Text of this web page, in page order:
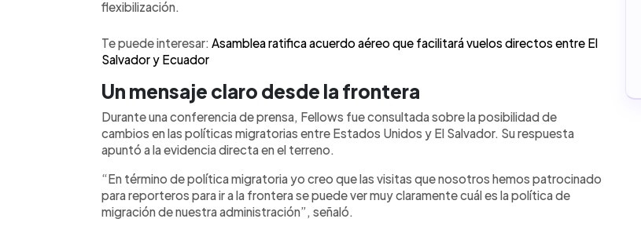
flexibilización.
Te puede interesar: Asamblea ratifica acuerdo aéreo que facilitará vuelos directos entre El
Salvador y Ecuador
Un mensaje claro desde la frontera
Durante una conferencia de prensa, Fellows fue consultada sobre la posibilidad de
cambios en las políticas migratorias entre Estados Unidos y El Salvador. Su respuesta
apuntó a la evidencia directa en el terreno.
“En término de política migratoria yo creo que las visitas que nosotros hemos patrocinado
para reporteros para ir a la frontera se puede ver muy claramente cuál es la política de
migración de nuestra administración”, señaló.